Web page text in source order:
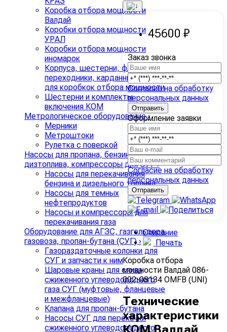
Коробка отбора мощности
Валдай
Коробки отбора мощности
УРАЛ
Коробки отбора мощности
иномарок
Корпуса, шестерни, фланцы,
переходники, карданные валы
для коробкок отбора мощности
Шестерни и комплекты
включения КОМ
Метрологическое оборудование›
Мерники
Метроштоки
Рулетка с поверкой
Насосы для пропана, бензина и
дизтоплива, компрессоры для СУГ›
Насосы для перекачивания
бензина и дизельного топлива
Насосы для темных
нефтепродуктов
Насосы и компрессоры для
перекачивания газа
Оборудование для АГЗС, газгольдера,
газовоза, пропан-бутана (СУГ) ›
Газораздаточные колонки для
СУГ и запчасти к ним
Шаровые краны для слива
сжиженного углеводородного
газа СУГ (муфтовые, фланцевые
и межфланцевые)
Клапана для пропан-бутана
Насосы СУГ для перекачки
сжиженного углеводородного
45600 ₽
Заказ звонка
Согласие на обработку
персональных данных
Оформление заявки
Согласие на обработку
персональных данных
Описание
Печать
Коробка отбора
мощности Валдай 086-
002-08134 OMFB (UNI)
Технические
характеристики